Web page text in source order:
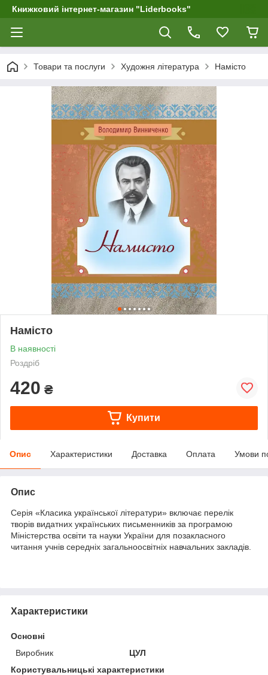
Книжковий інтернет-магазин "Liderbooks"
Товари та послуги Художня література Намісто
Намісто
В наявності
Роздріб
420 ₴
Купити
Опис Характеристики Доставка Оплата Умови
Опис
Серія «Класика української літератури» включає перелік
творів видатних українських письменників за програмою
Міністерства освіти та науки України для позакласного
читання учнів середніх загальноосвітніх навчальних закладів.
Характеристики
Основні
Виробник
ЦУЛ
Користувальницькі характеристики